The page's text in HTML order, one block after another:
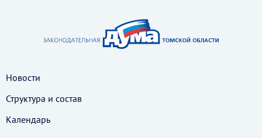
Новости
Структура и состав
Календарь